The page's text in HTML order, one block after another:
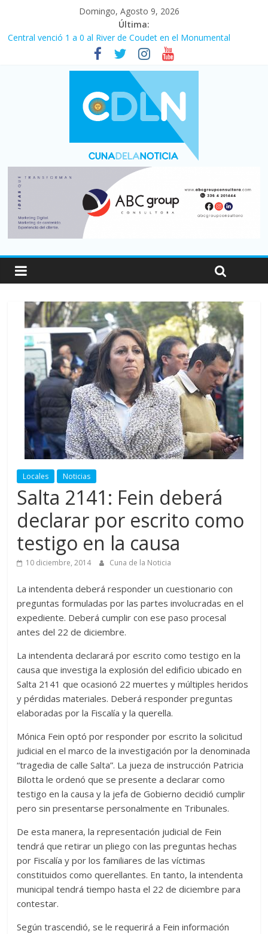
Domingo, Agosto 9, 2026
Última:
Central venció 1 a 0 al River de Coudet en el Monumental
La morosidad alcanzó su nivel más alto en dos décadas y ya
afecta a 400 mil deudores en Santa Fe
Desde que asumió Milei cerraron 41.000 kioscos: el sector
denuncia crisis como en 2001
Vacaciones de invierno con más movimiento y consumo
turístico: 4,6 millones de personas viajaron por el país, un 5,9%
Fuerte caída de la venta de autos usados en julio: bajó un 12,6%
Locales Noticias
Salta 2141: Fein deberá
declarar por escrito como
testigo en la causa
10 diciembre, 2014 Cuna de la Noticia
La intendenta deberá responder un cuestionario con
preguntas formuladas por las partes involucradas en el
expediente. Deberá cumplir con ese paso procesal
antes del 22 de diciembre.
La intendenta declarará por escrito como testigo en la
causa que investiga la explosión del edificio ubicado en
Salta 2141 que ocasionó 22 muertes y múltiples heridos
y pérdidas materiales. Deberá responder preguntas
elaboradas por la Fiscalía y la querella.
Mónica Fein optó por responder por escrito la solicitud
judicial en el marco de la investigación por la denominada
“tragedia de calle Salta”. La jueza de instrucción Patricia
Bilotta le ordenó que se presente a declarar como
testigo en la causa y la jefa de Gobierno decidió cumplir
pero sin presentarse personalmente en Tribunales.
De esta manera, la representación judicial de Fein
tendrá que retirar un pliego con las preguntas hechas
por Fiscalía y por los familiares de las víctimas
constituidos como querellantes. En tanto, la intendenta
municipal tendrá tiempo hasta el 22 de diciembre para
contestar.
Según trascendió, se le requerirá a Fein información